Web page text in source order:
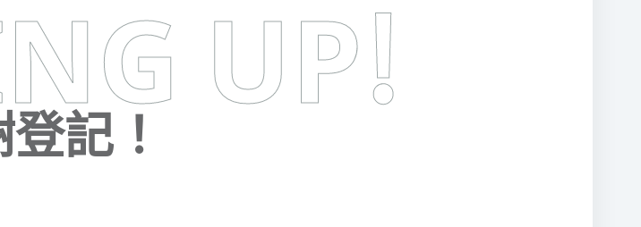
UP!
記！